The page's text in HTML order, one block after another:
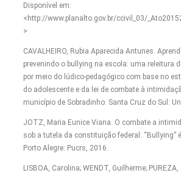
Disponível em:
<http://www.planalto.gov.br/ccivil_03/
>
CAVALHEIRO, Rubia Aparecida Antunes.
prevenindo o bullying na escola: uma releitura
por meio do lúdico-pedagógico com base no
do adolescente e da lei de combate à
município de Sobradinho. Santa Cruz do Sul:
JOTZ, Maria Eunice Viana. O combate a
sob a tutela da constituição federal: “Bullying”
Porto Alegre: Pucrs, 2016.
LISBOA, Carolina; WENDT, Guilherme;